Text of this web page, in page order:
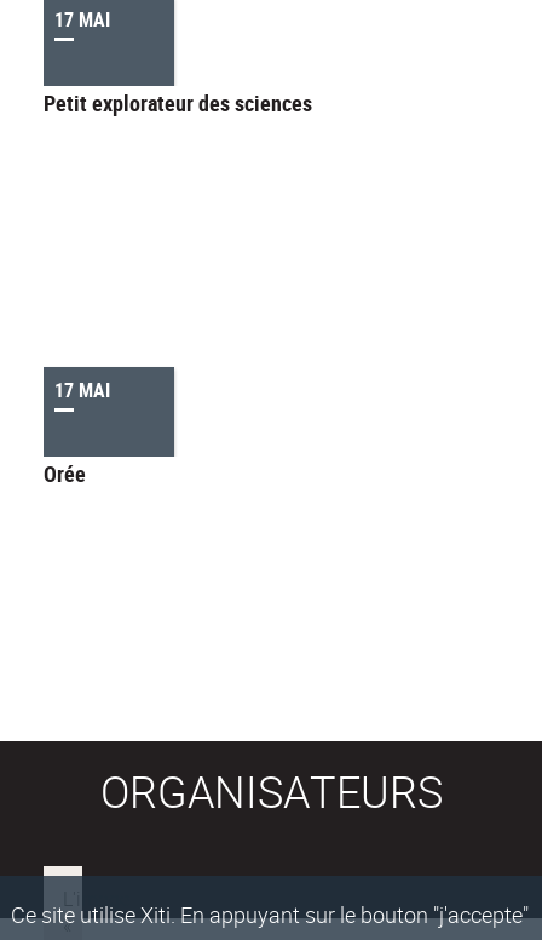
Ce site utilise Xiti. En appuyant sur le bouton "j'accepte"
17 MAI
Petit explorateur des sciences
17 MAI
Orée
ORGANISATEURS